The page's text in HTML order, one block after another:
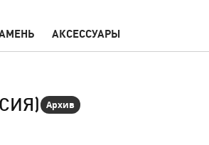
АКСЕССУАРЫ
Архив